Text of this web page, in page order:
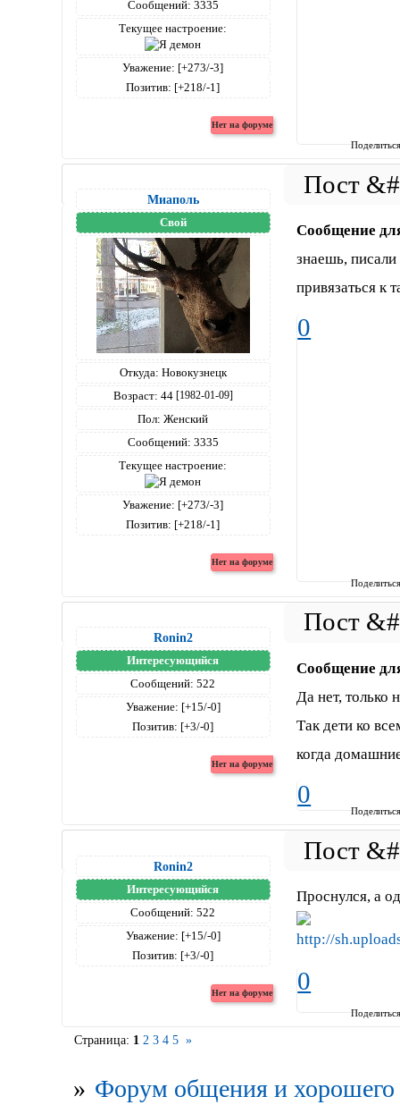
Сообщений: 3335
Текущее настроение:
Уважение: [+273/-3]
Позитив: [+218/-1]
Миаполь
Свой
Откуда: Новокузнецк
Возраст: 44 [1982-01-09]
Пол: Женский
Сообщений: 3335
Текущее настроение:
Уважение: [+273/-3]
Позитив: [+218/-1]
Сообщение
знаешь,
привязаться к
0
Ronin2
Интересующийся
Сообщений: 522
Уважение: [+15/-0]
Позитив: [+3/-0]
Сообщение
Да нет, только
Так дети ко
когда
0
Ronin2
Интересующийся
Сообщений: 522
Уважение: [+15/-0]
Позитив: [+3/-0]
Проснулся, а
0
Страница: 1 2 3 4 5 »
» Форум общения и хорошего